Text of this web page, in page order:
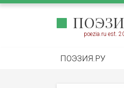
poezia.ru est.
ПОЭЗИЯ.РУ